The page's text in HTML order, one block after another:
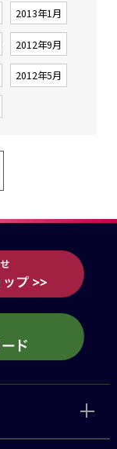
2013年1月
2012年9月
2012年5月